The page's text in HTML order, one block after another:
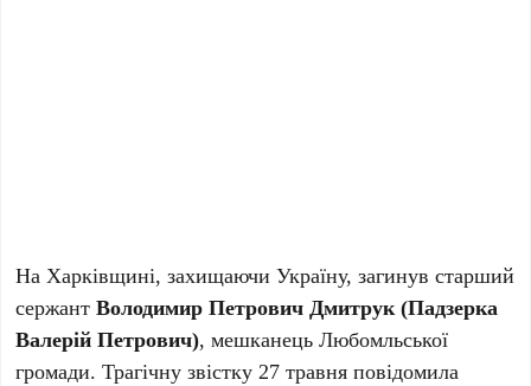
На Харківщині, захищаючи Україну, загинув старший
сержантВолодимир Петрович Дмитрук (Падзерка
Валерій Петрович), мешканець Любомльської
громади. Трагічну звістку 27 травня повідомила